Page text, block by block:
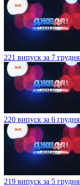
221 випуск за 7
220 випуск за 6
219 випуск за 5